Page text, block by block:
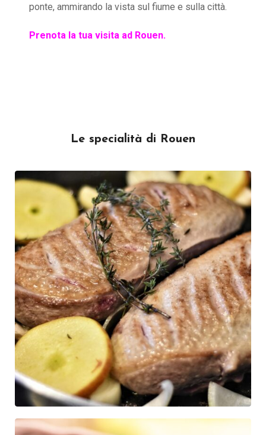
ponte, ammirando la vista sul fiume e sulla città.
Prenota la tua visita ad Rouen.
Le specialità di Rouen